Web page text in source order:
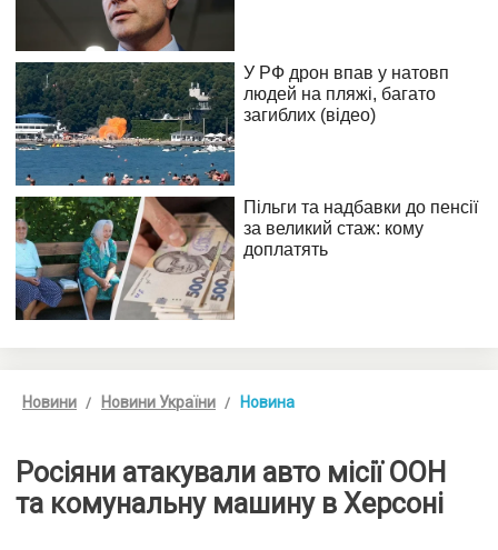
Новини Новини України Новина
Росіяни атакували авто місії ООН
та комунальну машину в Херсоні